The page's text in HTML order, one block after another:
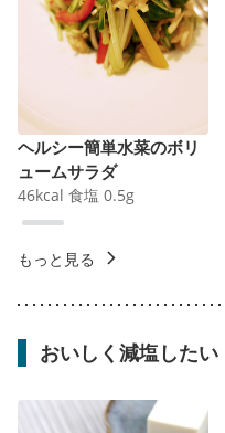
ヘルシー簡単水菜のボリ
ュームサラダ
46kcal 食塩 0.5g
もっと見る
おいしく減塩したい